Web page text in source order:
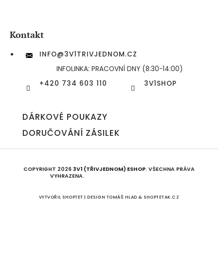
Kontakt
INFO@3V1TRIVJEDNOM.CZ
INFOLINKA: PRACOVNÍ DNY (8:30-14:00)
+420 734 603 110
3V1SHOP
DÁRKOVÉ POUKAZY
DORUČOVÁNÍ ZÁSILEK
COPYRIGHT 2026 3V1 (TŘIVJEDNOM) ESHOP. VŠECHNA PRÁVA
VYHRAZENA.
VYTVOŘIL SHOPTET | DESIGN TOMÁŠ HLAD & SHOPTETAK.CZ